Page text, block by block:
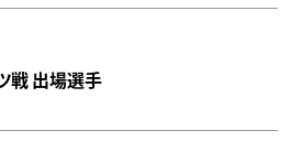
戦 出場選手